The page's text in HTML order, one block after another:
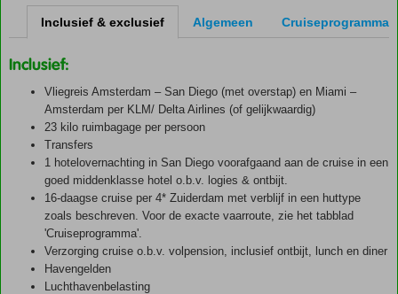
Inclusief & exclusief Algemeen Cruiseprogramma
Inclusief:
Vliegreis Amsterdam – San Diego (met overstap) en Miami –
Amsterdam per KLM/ Delta Airlines (of gelijkwaardig)
23 kilo ruimbagage per persoon
Transfers
1 hotelovernachting in San Diego voorafgaand aan de cruise in een
goed middenklasse hotel o.b.v. logies & ontbijt.
16-daagse cruise per 4* Zuiderdam met verblijf in een huttype
zoals beschreven. Voor de exacte vaarroute, zie het tabblad
'Cruiseprogramma'.
Verzorging cruise o.b.v. volpension, inclusief ontbijt, lunch en diner
Havengelden
Luchthavenbelasting